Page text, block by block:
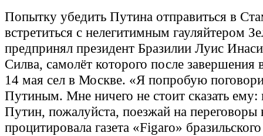
Попытку убедить Путина отправиться в
встретиться с нелегитимным гауляйтером
предпринял президент Бразилии Луис
Силва, самолёт которого после завершения
14 мая сел в Москве. «Я попробую
Путиным. Мне ничего не стоит сказать
Путин, пожалуйста, поезжай на
процитировала газета «Figaro»